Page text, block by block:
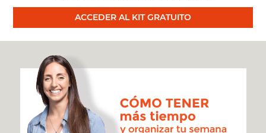
ACCEDER AL KIT GRATUITO